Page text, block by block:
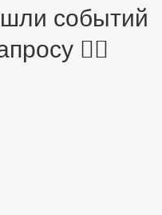
событий
🤷‍♂️